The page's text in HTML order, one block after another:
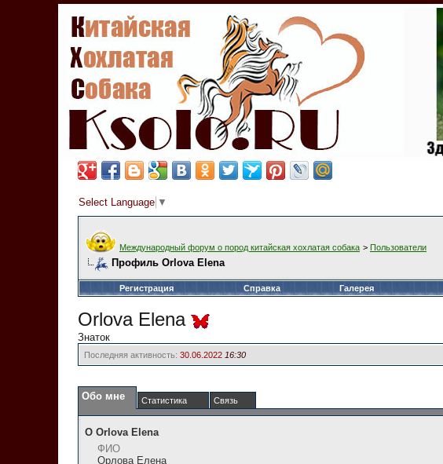
Select Language ▼
Международный форум о пород китайская хохлатая собака > Пользователи
Профиль Orlova Elena
Регистрация Справка Галерея
Orlova Elena
Знаток
Последняя активность: 30.06.2022 16:30
Обо мне Статистика Связь
О Orlova Elena
ФИО
Орлова Елена